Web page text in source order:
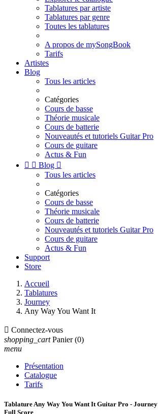
Tablatures par artiste
Tablatures par genre
Toutes les tablatures
A propos de mySongBook
Tarifs
Artistes
Blog
Tous les articles
Catégories
Cours de basse
Théorie musicale
Cours de batterie
Nouveautés et tutoriels Guitar Pro
Cours de guitare
Actus & Fun
  Blog 
Tous les articles
Catégories
Cours de basse
Théorie musicale
Cours de batterie
Nouveautés et tutoriels Guitar Pro
Cours de guitare
Actus & Fun
Support
Store
Accueil
Tablatures
Journey
Any Way You Want It
 Connectez-vous
shopping_cart Panier (0)
menu
Présentation
Catalogue
Tarifs
Tablature Any Way You Want It Guitar Pro - Journey
Full Score